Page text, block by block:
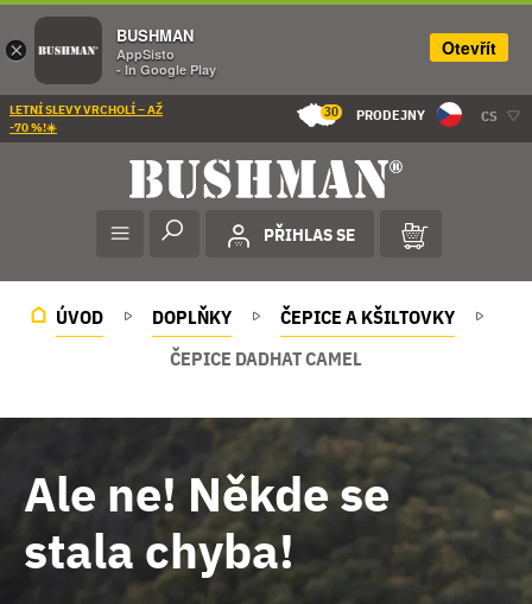
LETNÍ SLEVY VRCHOLÍ – AŽ
-70 %!☀️
30 PRODEJNY CS
PŘIHLAS SE
ÚVOD DOPLŇKY
ČEPICE A KŠILTOVKY
ČEPICE DADHAT CAMEL
Ale ne! Někde se
stala chyba!
×
BUSHMAN
AppSisto
- In Google Play
Otevřít